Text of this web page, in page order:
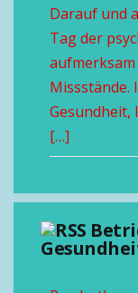
Darauf und
Tag der
Missstände.
Gesundheit,
[…]